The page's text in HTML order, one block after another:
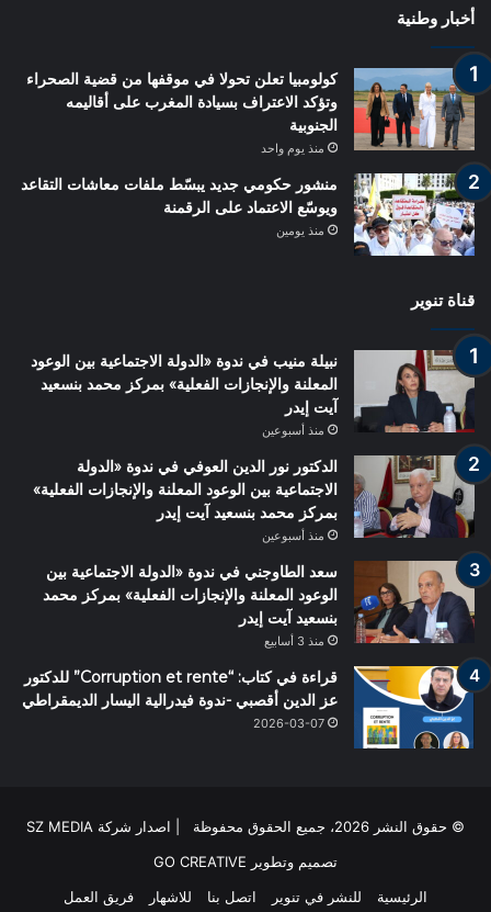
أخبار وطنية
كولومبيا تعلن تحولا في موقفها من قضية الصحراء
وتؤكد الاعتراف بسيادة المغرب على أقاليمه
الجنوبية
منذ يوم واحد
منشور حكومي جديد يبسّط ملفات معاشات التقاعد
ويوسّع الاعتماد على الرقمنة
منذ يومين
قناة تنوير
نبيلة منيب في ندوة «الدولة الاجتماعية بين الوعود
المعلنة والإنجازات الفعلية» بمركز محمد بنسعيد
آيت إيدر
منذ أسبوعين
الدكتور نور الدين العوفي في ندوة «الدولة
الاجتماعية بين الوعود المعلنة والإنجازات الفعلية»
بمركز محمد بنسعيد آيت إيدر
منذ أسبوعين
سعد الطاوجني في ندوة «الدولة الاجتماعية بين
الوعود المعلنة والإنجازات الفعلية» بمركز محمد
بنسعيد آيت إيدر
منذ 3 أسابيع
قراءة في كتاب: “Corruption et rente” للدكتور
عز الدين أقصبي -ندوة فيدرالية اليسار الديمقراطي
2026-03-07
© حقوق النشر 2026، جميع الحقوق محفوظة | اصدار شركة SZ MEDIA
تصميم وتطوير GO CREATIVE
الرئيسية
للنشر في تنوير اتصل بنا للاشهار فريق العمل